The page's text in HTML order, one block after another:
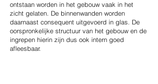
ontstaan worden in het gebouw vaak in het
zicht gelaten. De binnenwanden worden
daarnaast consequent uitgevoerd in glas. De
oorspronkelijke structuur van het gebouw en de
ingrepen hierin zijn dus ook intern goed
afleesbaar.